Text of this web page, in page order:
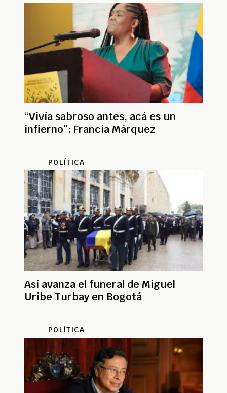
“Vivía sabroso antes, acá es un
infierno”: Francia Márquez
POLÍTICA
Así avanza el funeral de Miguel
Uribe Turbay en Bogotá
POLÍTICA